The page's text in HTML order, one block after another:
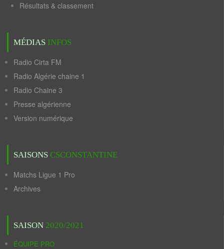
Résultats & classement
MÉDIAS INFOS
Radio Cirta FM
Radio Algérie chaine 1
Radio Chaine 3
Presse algérienne
Version numérique
SAISONS CSCONSTANTINE
Matchs Ligue 1 Pro
Archives
SAISON 2020/2021
ÉQUIPE PRO